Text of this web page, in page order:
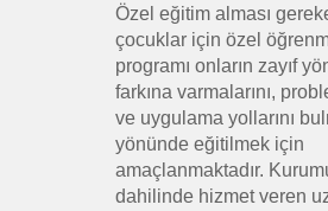
Özel eğitim alması
çocuklar için özel
programı onların zayıf
farkına varmalarını,
ve uygulama yollarını
yönünde eğitilmek için
amaçlanmaktadır.
dahilinde hizmet veren